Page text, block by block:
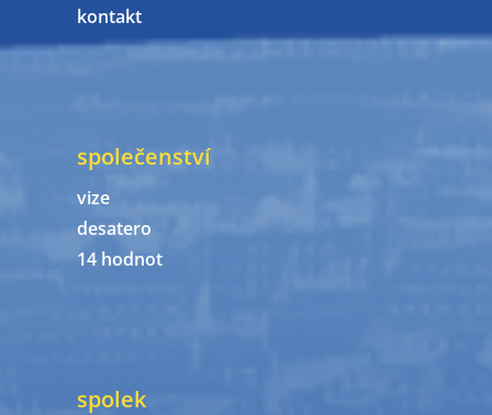
kontakt
společenství
vize
desatero
14 hodnot
spolek